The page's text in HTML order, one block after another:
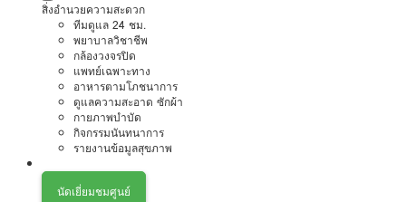
สิ่งอำนวยความสะดวก
ทีมดูแล 24 ชม.
พยาบาลวิชาชีพ
กล้องวงจรปิด
แพทย์เฉพาะทาง
อาหารตามโภชนาการ
ดูแลความสะอาด ซักผ้า
กายภาพบำบัด
กิจกรรมนันทนาการ
รายงานข้อมูลสุขภาพ
นัดเยี่ยมชมศูนย์